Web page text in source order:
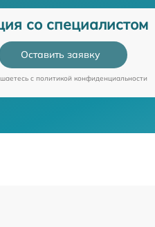
со специалистом
Оставить заявку
c политикой конфиденциальности